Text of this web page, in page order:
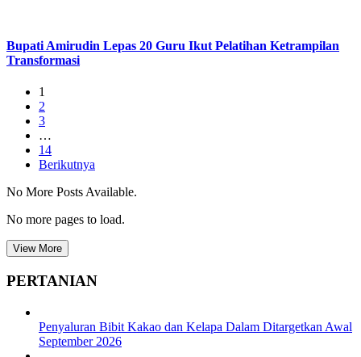
Bupati Amirudin Lepas 20 Guru Ikut Pelatihan Ketrampilan
Transformasi
1
2
3
…
14
Berikutnya
No More Posts Available.
No more pages to load.
View More
PERTANIAN
Penyaluran Bibit Kakao dan Kelapa Dalam Ditargetkan Awal
September 2026